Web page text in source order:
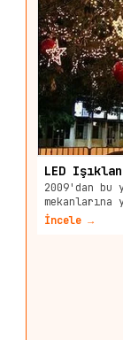
LED
2009'dan bu
mekanlarına
İncele →